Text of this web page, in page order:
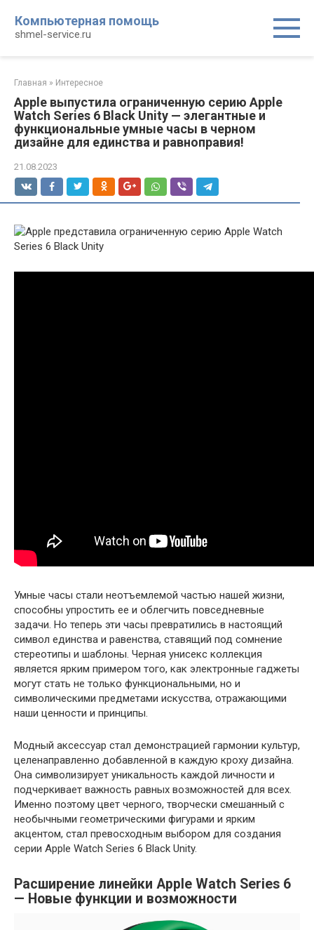
контенту
Компьютерная помощь
shmel-service.ru
Главная » Интересное
Apple выпустила ограниченную серию Apple
Watch Series 6 Black Unity — элегантные и
функциональные умные часы в черном
дизайне для единства и равноправия!
21.08.2023
Умные часы стали неотъемлемой частью нашей жизни,
способны упростить ее и облегчить повседневные
задачи. Но теперь эти часы превратились в настоящий
символ единства и равенства, ставящий под сомнение
стереотипы и шаблоны. Черная унисекс коллекция
является ярким примером того, как электронные гаджеты
могут стать не только функциональными, но и
символическими предметами искусства, отражающими
наши ценности и принципы.
Модный аксессуар стал демонстрацией гармонии культур,
целенаправленно добавленной в каждую кроху дизайна.
Она символизирует уникальность каждой личности и
подчеркивает важность равных возможностей для всех.
Именно поэтому цвет черного, творчески смешанный с
необычными геометрическими фигурами и ярким
акцентом, стал превосходным выбором для создания
серии Apple Watch Series 6 Black Unity.
Расширение линейки Apple Watch Series 6
— Новые функции и возможности